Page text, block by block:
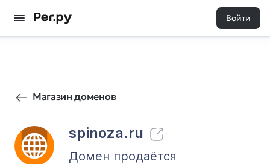
Войти
Магазин доменов
spinoza.ru
18 0
Домен продаётся